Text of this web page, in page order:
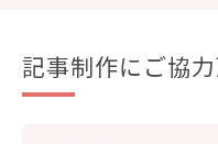
記事制作にご協